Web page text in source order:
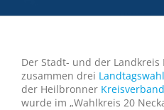
Der Stadt- und der
zusammen drei
der Heilbronner Kreisverband
wurde im „Wahlkreis 20